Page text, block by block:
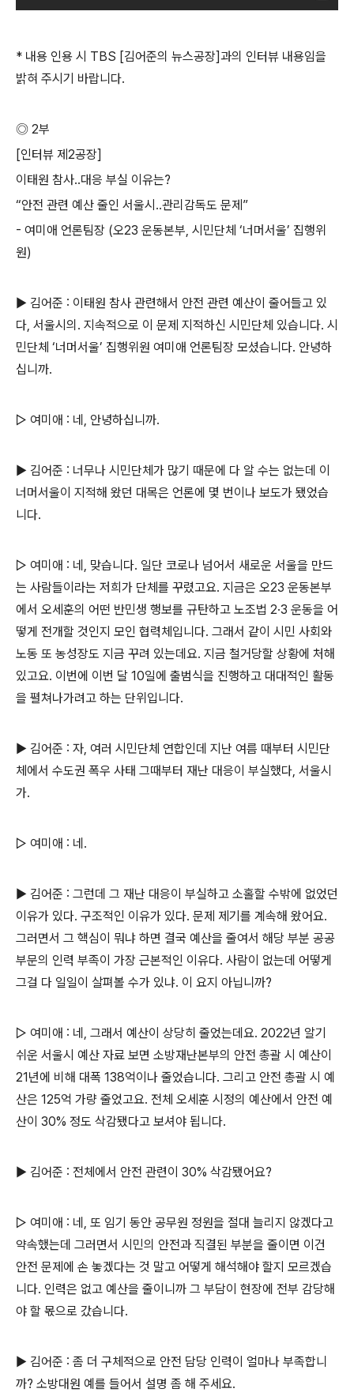
* 내용 인용 시 TBS [김어준의 뉴스공장]과의 인터뷰 내용임을
밝혀 주시기 바랍니다.
◎ 2부
[인터뷰 제2공장]
이태원 참사..대응 부실 이유는?
“안전 관련 예산 줄인 서울시..관리감독도 문제”
- 여미애 언론팀장 (오23 운동본부, 시민단체 ‘너머서울’ 집행위
원)
▶ 김어준 : 이태원 참사 관련해서 안전 관련 예산이 줄어들고 있
다, 서울시의. 지속적으로 이 문제 지적하신 시민단체 있습니다. 시
민단체 ‘너머서울’ 집행위원 여미애 언론팀장 모셨습니다. 안녕하
십니까.
▷ 여미애 : 네, 안녕하십니까.
▶ 김어준 : 너무나 시민단체가 많기 때문에 다 알 수는 없는데 이
너머서울이 지적해 왔던 대목은 언론에 몇 번이나 보도가 됐었습
니다.
▷ 여미애 : 네, 맞습니다. 일단 코로나 넘어서 새로운 서울을 만드
는 사람들이라는 저희가 단체를 꾸렸고요. 지금은 오23 운동본부
에서 오세훈의 어떤 반민생 행보를 규탄하고 노조법 2·3 운동을 어
떻게 전개할 것인지 모인 협력체입니다. 그래서 같이 시민 사회와
노동 또 농성장도 지금 꾸려 있는데요. 지금 철거당할 상황에 처해
있고요. 이번에 이번 달 10일에 출범식을 진행하고 대대적인 활동
을 펼쳐나가려고 하는 단위입니다.
▶ 김어준 : 자, 여러 시민단체 연합인데 지난 여름 때부터 시민단
체에서 수도권 폭우 사태 그때부터 재난 대응이 부실했다, 서울시
가.
▷ 여미애 : 네.
▶ 김어준 : 그런데 그 재난 대응이 부실하고 소홀할 수밖에 없었던
이유가 있다. 구조적인 이유가 있다. 문제 제기를 계속해 왔어요.
그러면서 그 핵심이 뭐냐 하면 결국 예산을 줄여서 해당 부분 공공
부문의 인력 부족이 가장 근본적인 이유다. 사람이 없는데 어떻게
그걸 다 일일이 살펴볼 수가 있냐. 이 요지 아닙니까?
▷ 여미애 : 네, 그래서 예산이 상당히 줄었는데요. 2022년 알기
쉬운 서울시 예산 자료 보면 소방재난본부의 안전 총괄 시 예산이
21년에 비해 대폭 138억이나 줄었습니다. 그리고 안전 총괄 시 예
산은 125억 가량 줄었고요. 전체 오세훈 시정의 예산에서 안전 예
산이 30% 정도 삭감됐다고 보셔야 됩니다.
▶ 김어준 : 전체에서 안전 관련이 30% 삭감됐어요?
▷ 여미애 : 네, 또 임기 동안 공무원 정원을 절대 늘리지 않겠다고
약속했는데 그러면서 시민의 안전과 직결된 부분을 줄이면 이건
안전 문제에 손 놓겠다는 것 말고 어떻게 해석해야 할지 모르겠습
니다. 인력은 없고 예산을 줄이니까 그 부담이 현장에 전부 감당해
야 할 몫으로 갔습니다.
▶ 김어준 : 좀 더 구체적으로 안전 담당 인력이 얼마나 부족합니
까? 소방대원 예를 들어서 설명 좀 해 주세요.